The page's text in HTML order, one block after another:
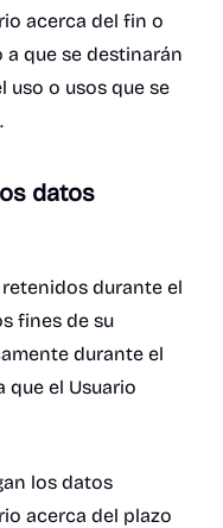
acerca del fin o
que se destinarán
uso o usos que se
datos
durante el
fines de su
durante el
que el Usuario
los datos
acerca del plazo